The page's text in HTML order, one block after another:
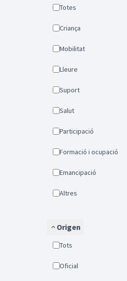
Totes
Criança
Mobilitat
Lleure
Suport
Salut
Participació
Formació i ocupació
Emancipació
Altres
Origen
Tots
Oficial